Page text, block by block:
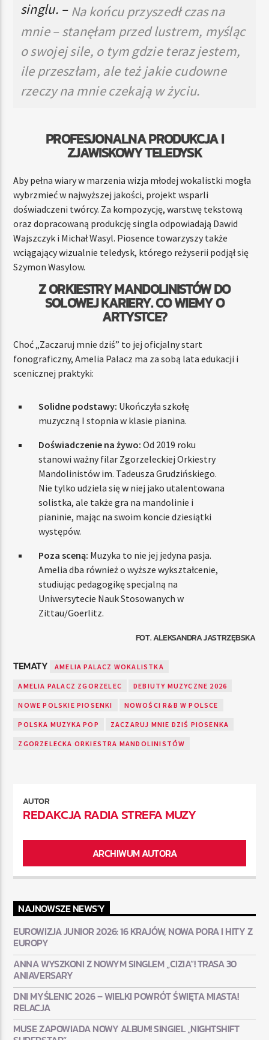
singlu. – Na końcu przyszedł czas na
mnie – stanęłam przed lustrem, myśląc
o swojej sile, o tym gdzie teraz jestem,
ile przeszłam, ale też jakie cudowne
rzeczy na mnie czekają w życiu.
PROFESJONALNA PRODUKCJA I
ZJAWISKOWY TELEDYSK
Aby pełna wiary w marzenia wizja młodej wokalistki mogła
wybrzmieć w najwyższej jakości, projekt wsparli
doświadczeni twórcy. Za kompozycję, warstwę tekstową
oraz dopracowaną produkcję singla odpowiadają Dawid
Wajszczyk i Michał Wasyl. Piosence towarzyszy także
wciągający wizualnie teledysk, którego reżyserii podjął się
Szymon Wasylow.
Z ORKIESTRY MANDOLINISTÓW DO
SOLOWEJ KARIERY. CO WIEMY O
ARTYSTCE?
Choć „Zaczaruj mnie dziś” to jej oficjalny start
fonograficzny, Amelia Palacz ma za sobą lata edukacji i
scenicznej praktyki:
Solidne podstawy: Ukończyła szkołę
muzyczną I stopnia w klasie pianina.
Doświadczenie na żywo: Od 2019 roku
stanowi ważny filar Zgorzeleckiej Orkiestry
Mandolinistów im. Tadeusza Grudzińskiego.
Nie tylko udziela się w niej jako utalentowana
solistka, ale także gra na mandolinie i
pianinie, mając na swoim koncie dziesiątki
występów.
Poza sceną: Muzyka to nie jej jedyna pasja.
Amelia dba również o wyższe wykształcenie,
studiując pedagogikę specjalną na
Uniwersytecie Nauk Stosowanych w
Zittau/Goerlitz.
FOT. ALEKSANDRA JASTRZĘBSKA
TEMATY AMELIA PALACZ WOKALISTKA
AMELIA PALACZ ZGORZELEC DEBIUTY MUZYCZNE 2026
NOWE POLSKIE PIOSENKI NOWOŚCI R&B W POLSCE
POLSKA MUZYKA POP ZACZARUJ MNIE DZIŚ PIOSENKA
ZGORZELECKA ORKIESTRA MANDOLINISTÓW
AUTOR
REDAKCJA RADIA STREFA MUZY
ARCHIWUM AUTORA
NAJNOWSZE NEWS'Y
EUROWIZJA JUNIOR 2026: 16 KRAJÓW, NOWA PORA I HITY Z
EUROPY
ANNA WYSZKONI Z NOWYM SINGLEM „CIZIA”! TRASA 30
ANIAVERSARY
DNI MYŚLENIC 2026 – WIELKI POWRÓT ŚWIĘTA MIASTA!
RELACJA
MUSE ZAPOWIADA NOWY ALBUM! SINGIEL „NIGHTSHIFT